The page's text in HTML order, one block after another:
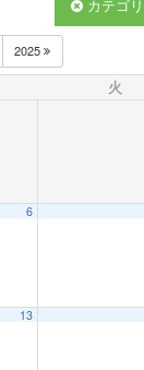
カテゴリ
2025
火
6
13